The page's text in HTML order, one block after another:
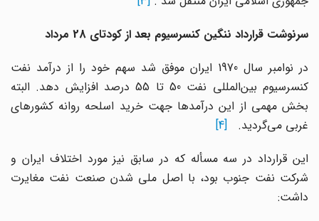
سرنوشت قرارداد ننگین کنسرسیوم بعد از کودتای 28 مرداد
در نوامبر سال 1970 ایران موفق شد سهم خود را از درآمد نفت
کنسرسیوم بین‌المللی نفت 50 تا 55 درصد افزایش دهد. البته
بخش مهمی از این درآمدها جهت خرید اسلحه روانه کشورهای
غربی می‌گردید. [4]
این قرارداد در سه مسأله که در سابق نیز مورد اختلاف ایران و
شرکت نفت جنوب بود، با اصل ملی شدن صنعت نفت مغایرت
داشت: